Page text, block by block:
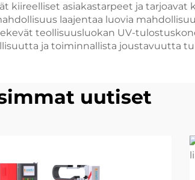
asiakastarpeet ja tarjoavat
laajentaa luovia
teollisuusluokan UV-
ja toiminnallista joustavuutta
uutiset